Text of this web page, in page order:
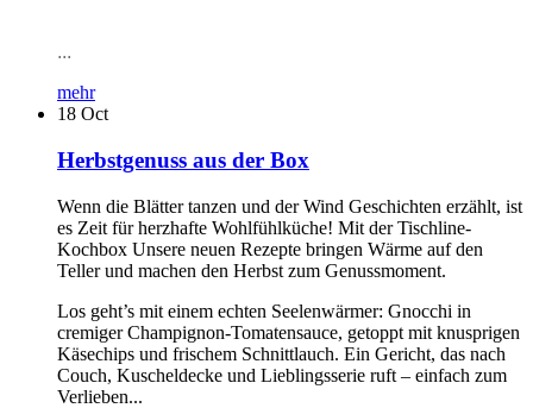
...
mehr
18 Oct
Herbstgenuss aus der Box
Wenn die Blätter tanzen und der Wind Geschichten erzählt, ist
es Zeit für herzhafte Wohlfühlküche! Mit der Tischline-
Kochbox Unsere neuen Rezepte bringen Wärme auf den
Teller und machen den Herbst zum Genussmoment.
Los geht’s mit einem echten Seelenwärmer: Gnocchi in
cremiger Champignon-Tomatensauce, getoppt mit knusprigen
Käsechips und frischem Schnittlauch. Ein Gericht, das nach
Couch, Kuscheldecke und Lieblingsserie ruft – einfach zum
Verlieben...